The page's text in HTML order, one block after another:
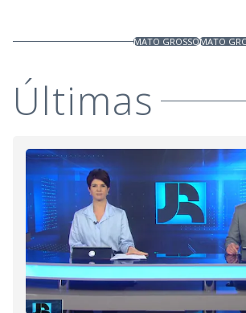
MATO GROSSOMATO
Últimas